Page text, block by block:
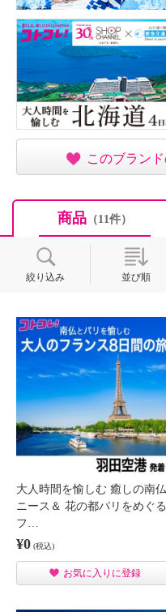
このブラン
商品 （11件）
絞り込み 並び順
大人時間を愉しむ 癒しの南仏
ニース＆ 花の都パリをめぐる
フ…
¥0 (税込)
お気に入りに登録